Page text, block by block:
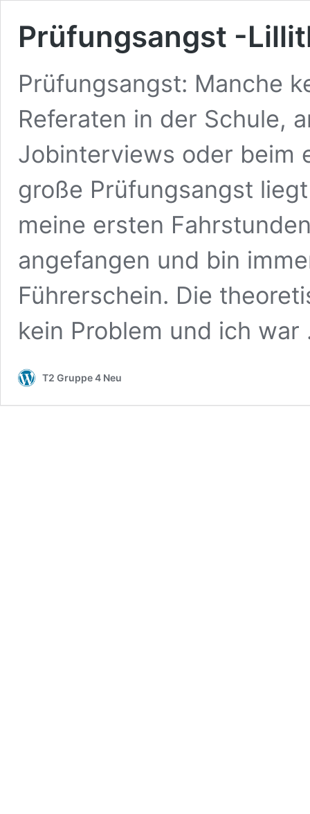
Prüfungsangst -
Prüfungsangst: Manche
Referaten in der Schule,
Jobinterviews oder beim
große Prüfungsangst
meine ersten
angefangen und bin
Führerschein. Die
kein Problem und ich
T2 Gruppe 4 Neu